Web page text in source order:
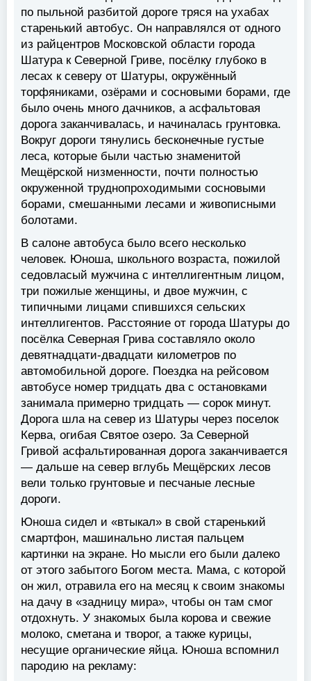
по пыльной разбитой дороге тряся на ухабах
старенький автобус. Он направлялся от одного
из райцентров Московской области города
Шатура к Северной Гриве, посёлку глубоко в
лесах к северу от Шатуры, окружённый
торфяниками, озёрами и сосновыми борами, где
было очень много дачников, а асфальтовая
дорога заканчивалась, и начиналась грунтовка.
Вокруг дороги тянулись бесконечные густые
леса, которые были частью знаменитой
Мещёрской низменности, почти полностью
окруженной труднопроходимыми сосновыми
борами, смешанными лесами и живописными
болотами.
В салоне автобуса было всего несколько
человек. Юноша, школьного возраста, пожилой
седовласый мужчина с интеллигентным лицом,
три пожилые женщины, и двое мужчин, с
типичными лицами спившихся сельских
интеллигентов. Расстояние от города Шатуры до
посёлка Северная Грива составляло около
девятнадцати-двадцати километров по
автомобильной дороге. Поездка на рейсовом
автобусе номер тридцать два с остановками
занимала примерно тридцать — сорок минут.
Дорога шла на север из Шатуры через поселок
Керва, огибая Святое озеро. За Северной
Гривой асфальтированная дорога заканчивается
— дальше на север вглубь Мещёрских лесов
вели только грунтовые и песчаные лесные
дороги.
Юноша сидел и «втыкал» в свой старенький
смартфон, машинально листая пальцем
картинки на экране. Но мысли его были далеко
от этого забытого Богом места. Мама, с которой
он жил, отравила его на месяц к своим знакомы
на дачу в «задницу мира», чтобы он там смог
отдохнуть. У знакомых была корова и свежие
молоко, сметана и творог, а также курицы,
несущие органические яйца. Юноша вспомнил
пародию на рекламу: